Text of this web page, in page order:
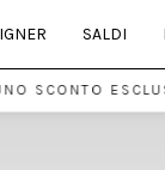
SALDI
SCONTO